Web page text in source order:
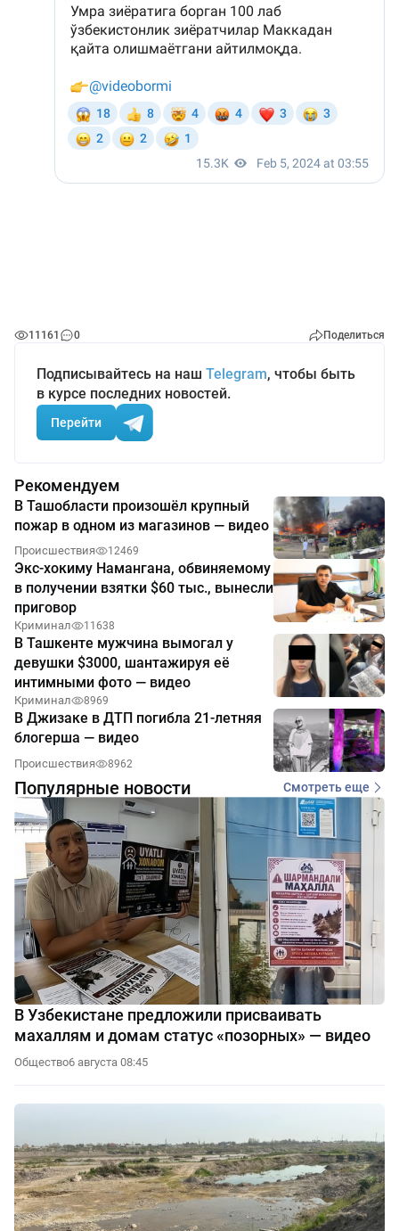
11161 0 Поделиться
Подписывайтесь на наш Telegram, чтобы быть
в курсе последних новостей.
Перейти
Рекомендуем
В Ташобласти произошёл крупный
пожар в одном из магазинов — видео
Происшествия 12469
Экс-хокиму Намангана, обвиняемому
в получении взятки $60 тыс., вынесли
приговор
Криминал 11638
В Ташкенте мужчина вымогал у
девушки $3000, шантажируя её
интимными фото — видео
Криминал 8969
В Джизаке в ДТП погибла 21-летняя
блогерша — видео
Происшествия 8962
Популярные новости Смотреть еще
В Узбекистане предложили присваивать
махаллям и домам статус «позорных» — видео
Общество6 августа 08:45